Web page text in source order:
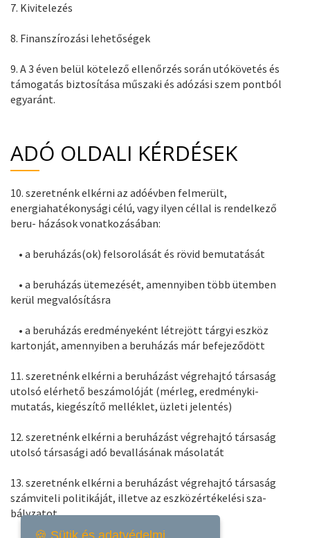
7. Kivitelezés
8. Finanszírozási lehetőségek
9. A 3 éven belül kötelező ellenőrzés során utókövetés és
támogatás biztosítása műszaki és adózási szem pontból
egyaránt.
ADÓ OLDALI KÉRDÉSEK
10. szeretnénk elkérni az adóévben felmerült,
energiahatékonysági célú, vagy ilyen céllal is rendelkező
beru- házások vonatkozásában:
• a beruházás(ok) felsorolását és rövid bemutatását
• a beruházás ütemezését, amennyiben több ütemben
kerül megvalósításra
• a beruházás eredményeként létrejött tárgyi eszköz
kartonját, amennyiben a beruházás már befejeződött
11. szeretnénk elkérni a beruházást végrehajtó társaság
utolsó elérhető beszámolóját (mérleg, eredményki-
mutatás, kiegészítő melléklet, üzleti jelentés)
12. szeretnénk elkérni a beruházást végrehajtó társaság
utolsó társasági adó bevallásának másolatát
13. szeretnénk elkérni a beruházást végrehajtó társaság
számviteli politikáját, illetve az eszközértékelési sza-
bályzatot
🍪 Sütik és adatvédelmi